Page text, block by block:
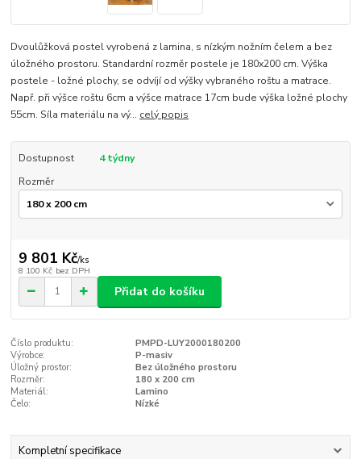
Dvoulůžková postel vyrobená z lamina, s nízkým nožním čelem a bez
úložného prostoru. Standardní rozměr postele je 180x200 cm. Výška
postele - ložné plochy, se odvíjí od výšky vybraného roštu a matrace.
Např. při výšce roštu 6cm a výšce matrace 17cm bude výška ložné plochy
55cm. Síla materiálu na vý... celý popis
Dostupnost
4 týdny
Rozměr
9 801 Kč/ks
8 100 Kč bez DPH
Přidat do košíku
Číslo produktu:
PMPD-LUY2000180200
Výrobce:
P-masiv
Úložný prostor:
Bez úložného prostoru
Rozměr:
180 x 200 cm
Materiál:
Lamino
Čelo:
Nízké
Kompletní specifikace